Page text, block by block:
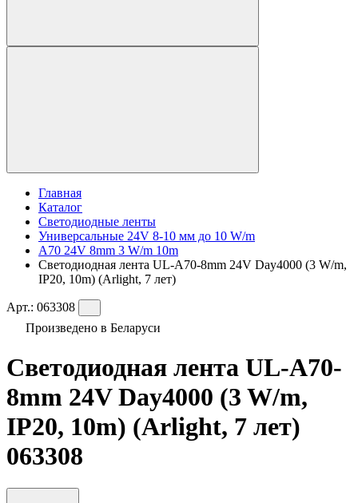
Главная
Каталог
Светодиодные ленты
Универсальные 24V 8-10 мм до 10 W/m
A70 24V 8mm 3 W/m 10m
Светодиодная лента UL-A70-8mm 24V Day4000 (3 W/m,
IP20, 10m) (Arlight, 7 лет)
Арт.: 063308
Произведено в Беларуси
Светодиодная лента UL-A70-
8mm 24V Day4000 (3 W/m,
IP20, 10m) (Arlight, 7 лет)
063308